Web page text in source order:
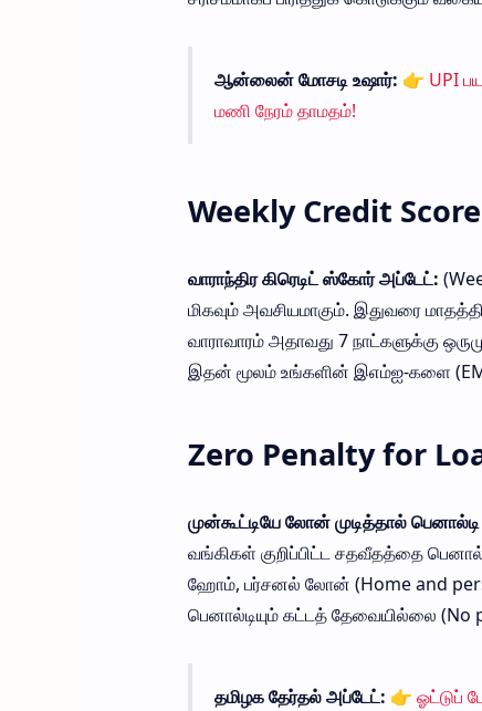
ஆன்லைன் மோசடி உஷார்: 👉 UPI
மணி நேரம் தாமதம்!
Weekly Credit
வாராந்திர கிரெடிட் ஸ்கோர் அப்டேட்:
மிகவும் அவசியமாகும். இதுவரை
வாராவாரம் அதாவது 7 நாட்களுக்கு
இதன் மூலம் உங்களின் இஎம்ஐ-களை (EMI
Zero Penalty for
முன்கூட்டியே லோன் முடித்தால்
வங்கிகள் குறிப்பிட்ட சதவீதத்தை
ஹோம், பர்சனல் லோன் (Home and
பெனால்டியும் கட்டத் தேவையில்லை
தமிழக தேர்தல் அப்டேட்: 👉 ஓட்டுப்